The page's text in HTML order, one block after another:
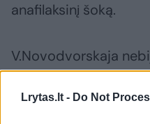
Lrytas.lt - Do Not
anafilaksinį šoką.
V.Novodvorskaja
kritikos strėlių
o pastaruoju metu ji